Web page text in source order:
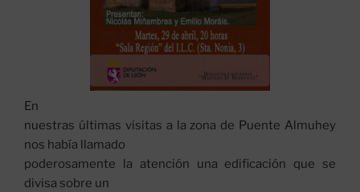
En
nuestras últimas visitas a la zona de Puente Almuhey
nos había llamado
poderosamente la atención una edificación que se
divisa sobre un